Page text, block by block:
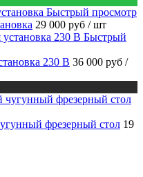
Быстрый просмотр
29 000 руб / шт
Быстрый
230 В 36 000 руб /
фрезерный стол 19